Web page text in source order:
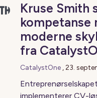
Kruse Smith
kompetanse
moderne
fra
CatalystOne ,23.
Entreprenørselskapet
implementerer CV-